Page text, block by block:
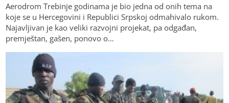
Aerodrom Trebinje godinama je bio jedna od onih tema na
koje se u Hercegovini i Republici Srpskoj odmahivalo rukom.
Najavljivan je kao veliki razvojni projekat, pa odgađan,
premještan, gašen, ponovo o…